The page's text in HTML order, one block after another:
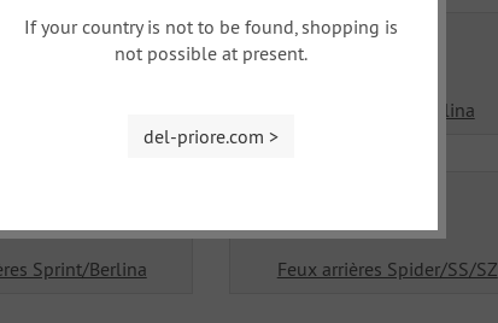
versione USA Phares Sprint/Berlina
Sprint/Berlina Feux arrières Spider/SS/SZ
If your country is not to be found, shopping is
not possible at present.
del-priore.com >